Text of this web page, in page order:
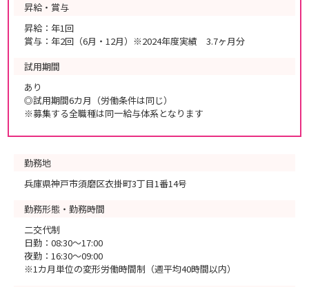
昇給・賞与
昇給：年1回
賞与：年2回（6月・12月）※2024年度実績 3.7ヶ月分
試用期間
あり
◎試用期間6カ月（労働条件は同じ）
※募集する全職種は同一給与体系となります
勤務地
兵庫県神戸市須磨区衣掛町3丁目1番14号
勤務形態・勤務時間
二交代制
日勤：08:30～17:00
夜勤：16:30～09:00
※1カ月単位の変形労働時間制（週平均40時間以内）